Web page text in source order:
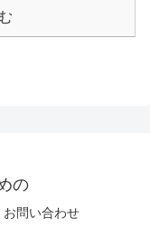
の
お問い合わせ